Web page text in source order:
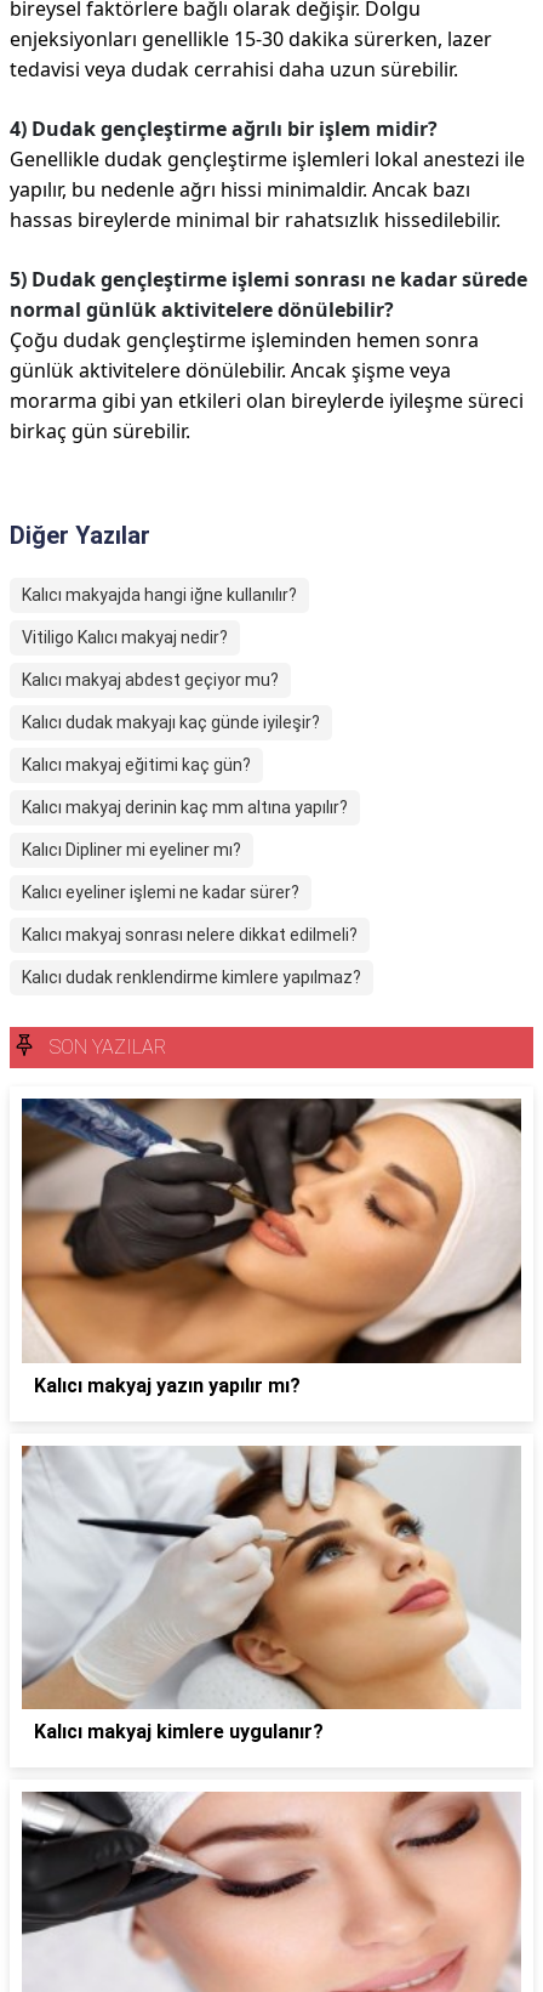
bireysel faktörlere bağlı olarak değişir. Dolgu
enjeksiyonları genellikle 15-30 dakika sürerken, lazer
tedavisi veya dudak cerrahisi daha uzun sürebilir.
4) Dudak gençleştirme ağrılı bir işlem midir?
Genellikle dudak gençleştirme işlemleri lokal anestezi ile
yapılır, bu nedenle ağrı hissi minimaldir. Ancak bazı
hassas bireylerde minimal bir rahatsızlık hissedilebilir.
5) Dudak gençleştirme işlemi sonrası ne kadar sürede
normal günlük aktivitelere dönülebilir?
Çoğu dudak gençleştirme işleminden hemen sonra
günlük aktivitelere dönülebilir. Ancak şişme veya
morarma gibi yan etkileri olan bireylerde iyileşme süreci
birkaç gün sürebilir.
Diğer Yazılar
Kalıcı makyajda hangi iğne kullanılır?
Vitiligo Kalıcı makyaj nedir?
Kalıcı makyaj abdest geçiyor mu?
Kalıcı dudak makyajı kaç günde iyileşir?
Kalıcı makyaj eğitimi kaç gün?
Kalıcı makyaj derinin kaç mm altına yapılır?
Kalıcı Dipliner mi eyeliner mı?
Kalıcı eyeliner işlemi ne kadar sürer?
Kalıcı makyaj sonrası nelere dikkat edilmeli?
Kalıcı dudak renklendirme kimlere yapılmaz?
SON YAZILAR
Kalıcı makyaj yazın yapılır mı?
Kalıcı makyaj kimlere uygulanır?